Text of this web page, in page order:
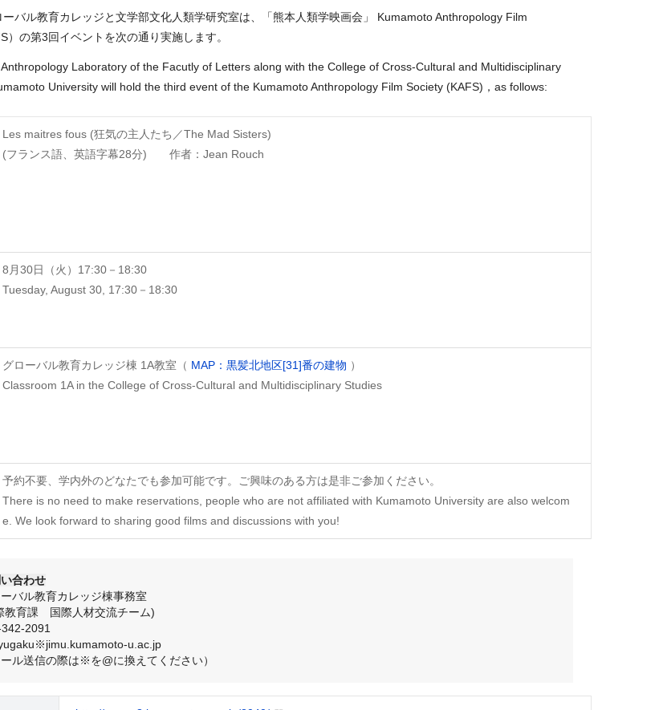
ーバル教育カレッジと文学部文化人類学研究室は、「熊本人類学映画会」 Kumamoto Anthropology Film
）の第3回イベントを次の通り実施します。
Laboratory of the Facutly of Letters along with the College of Cross-Cultural and Multidisciplinary
University will hold the third event of the Kumamoto Anthropology Film Society (KAFS)，as follows:
Les maitres fous (狂気の主人たち／The Mad Sisters)
(フランス語、英語字幕28分) 作者：Jean Rouch
8月30日（火）17:30－18:30
Tuesday, August 30, 17:30－18:30
グローバル教育カレッジ棟 1A教室（ MAP：黒髪北地区[31]番の建物 ）
Classroom 1A in the College of Cross-Cultural and Multidisciplinary Studies
予約不要、学内外のどなたでも参加可能です。ご興味のある方は是非ご参加ください。
There is no need to make reservations, people who are not affiliated with Kumamoto University are also welcom
e. We look forward to sharing good films and discussions with you!
合わせ
バル教育カレッジ棟事務室
教育課 国際人材交流チーム)
2091
u.ac.jp
ール送信の際は※を@に換えてください）